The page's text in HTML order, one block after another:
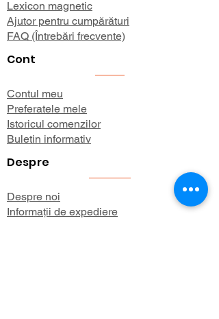
Lexicon magnetic
Ajutor pentru cumpărături
FAQ (Întrebări frecvente)
Cont
Contul meu
Preferatele mele
Istoricul comenzilor
Buletin informativ
Despre
Despre noi
Informații de expediere